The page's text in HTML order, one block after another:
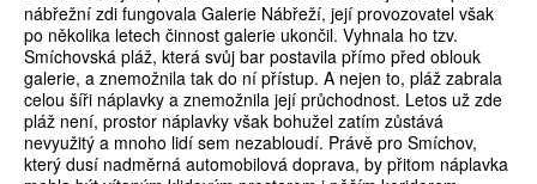
nábřežní zdi fungovala Galerie Nábřeží, její provozovatel však
po několika letech činnost galerie ukončil. Vyhnala ho tzv.
Smíchovská pláž, která svůj bar postavila přímo před oblouk
galerie, a znemožnila tak do ní přístup. A nejen to, pláž zabrala
celou šíři náplavky a znemožnila její průchodnost. Letos už zde
pláž není, prostor náplavky však bohužel zatím zůstává
nevyužitý a mnoho lidí sem nezabloudí. Právě pro Smíchov,
který dusí nadměrná automobilová doprava, by přitom náplavka